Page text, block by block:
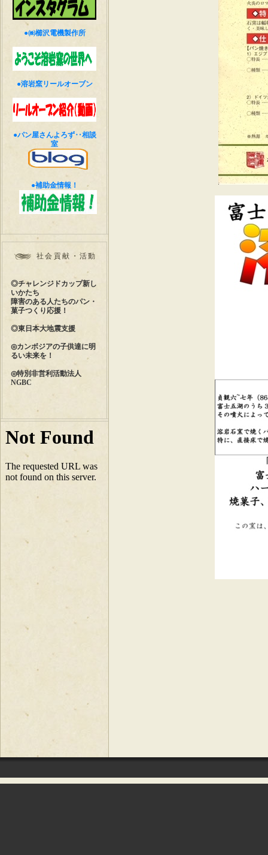
●㈱櫛沢電機製作所
●溶岩窯リールオーブン
●パン屋さんよろず‥相談
室
●補助金情報！
社会貢献・活動
◎チャレンジドカップ新し
いかたち
障害のある人たちのパン・
菓子つくり応援！
◎東日本大地震支援
◎カンボジアの子供達に明
るい未来を！
◎特別非営利活動法人
NGBC